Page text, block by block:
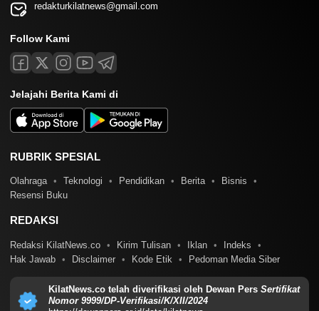
redakturkilatnews@gmail.com
Follow Kami
Jelajahi Berita Kami di
RUBRIK SPESIAL
Olahraga Teknologi Pendidikan Berita
Bisnis
Resensi Buku
REDAKSI
Redaksi KilatNews.co Kirim Tulisan Iklan
Indeks
Hak Jawab
Disclaimer Kode Etik Pedoman Media Siber
KilatNews.co telah diverifikasi oleh Dewan Pers Sertifikat
Nomor 9999/DP-Verifikasi/K/XII/2024